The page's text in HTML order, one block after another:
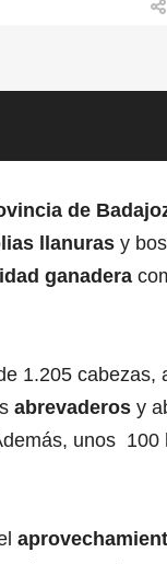
de
llanuras y
ganadera
1.205 cabezas,
abrevaderos y
unos 100